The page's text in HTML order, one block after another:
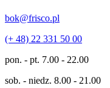
bok@frisco.pl
(+ 48) 22 331 50 00
pon. - pt. 7.00 - 22.00
sob. - niedz. 8.00 - 21.00